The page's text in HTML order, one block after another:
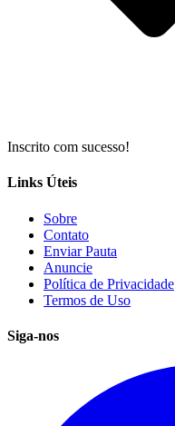
Inscrito com sucesso!
Links Úteis
Sobre
Contato
Enviar Pauta
Anuncie
Política de Privacidade
Termos de Uso
Siga-nos